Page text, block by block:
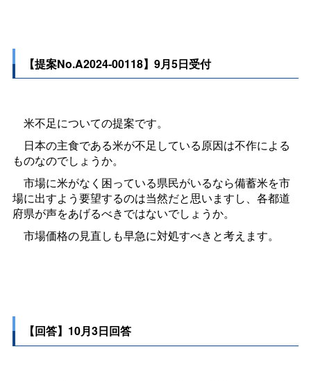
【提案No.A2024-00118】9月5日受付
米不足についての提案です。
日本の主食である米が不足している原因は不作による
ものなのでしょうか。
市場に米がなく困っている県民がいるなら備蓄米を市
場に出すよう要望するのは当然だと思いますし、各都道
府県が声をあげるべきではないでしょうか。
市場価格の見直しも早急に対処すべきと考えます。
【回答】10月3日回答